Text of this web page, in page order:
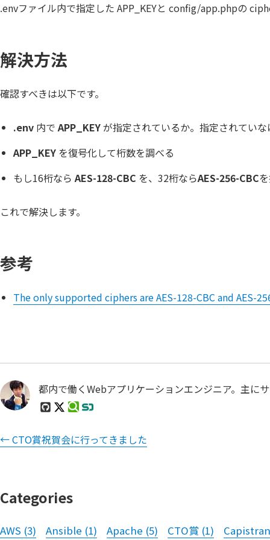
.envファイル内で指定した APP_KEYと config/app.phpの
解決方法
確認すべきは以下です。
.env 内でAPP_KEYが指定されているか。指定されてい
APP_KEY を復号化して桁数を調べる
もし16桁ならAES-128-CBC を、32桁ならAES-256-CBC
これで解決します。
参考
The only supported ciphers are AES-128-CBC and AES-
都内で働くWebアプリケーションエンジニア。主に
←CTO賞祝賀会に行ってきました
Categories
AWS (3) Ansible (1) Apache (5) CTO賞 (1)